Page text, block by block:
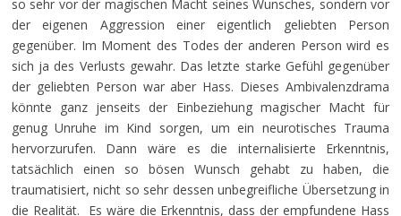
so sehr vor der magischen Macht seines Wunsches, sondern vor
der eigenen Aggression einer eigentlich geliebten Person
gegenüber. Im Moment des Todes der anderen Person wird es
sich ja des Verlusts gewahr. Das letzte starke Gefühl gegenüber
der geliebten Person war aber Hass. Dieses Ambivalenzdrama
könnte ganz jenseits der Einbeziehung magischer Macht für
genug Unruhe im Kind sorgen, um ein neurotisches Trauma
hervorzurufen. Dann wäre es die internalisierte Erkenntnis,
tatsächlich einen so bösen Wunsch gehabt zu haben, die
traumatisiert, nicht so sehr dessen unbegreifliche Übersetzung in
die Realität. Es wäre die Erkenntnis, dass der empfundene Hass